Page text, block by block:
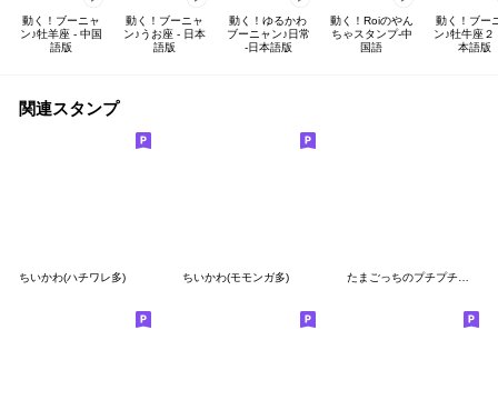
動く！ブーニャ
ン♪牡羊座 - 中国
語版
動く！ブーニャ
ン♪うお座 - 日本
語版
動く！ゆるかわ
ブーニャン♪日常
-日本語版
動く！Roiのやん
ちゃスタンプ-中
国語
動く！ブー
ン♪牡牛座２
本語版
関連スタンプ
ちいかわ(ハチワレ多) ちいかわ(モモンガ多) たまごっちのプチプチおみせっち